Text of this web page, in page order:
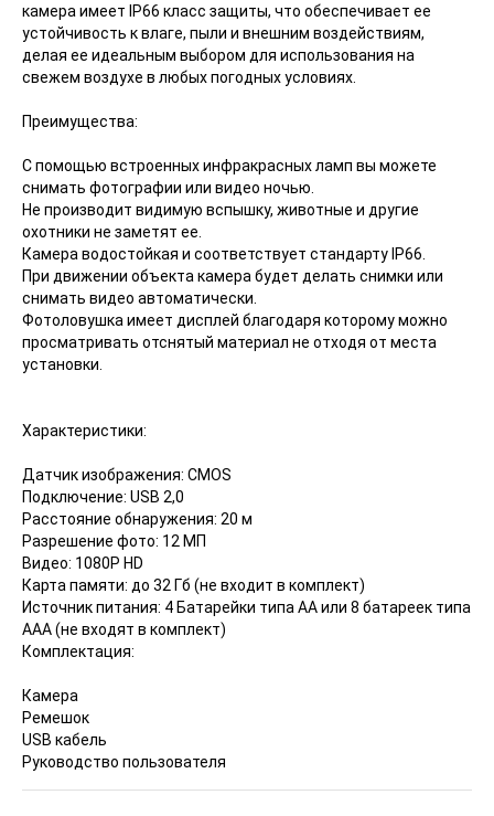
камера имеет IP66 класс защиты, что обеспечивает ее
устойчивость к влаге, пыли и внешним воздействиям,
делая ее идеальным выбором для использования на
свежем воздухе в любых погодных условиях.
Преимущества:
С помощью встроенных инфракрасных ламп вы можете
снимать фотографии или видео ночью.
Не производит видимую вспышку, животные и другие
охотники не заметят ее.
Камера водостойкая и соответствует стандарту IP66.
При движении объекта камера будет делать снимки или
снимать видео автоматически.
Фотоловушка имеет дисплей благодаря которому можно
просматривать отснятый материал не отходя от места
установки.
Характеристики:
Датчик изображения: CMOS
Подключение: USB 2,0
Расстояние обнаружения: 20 м
Разрешение фото: 12 МП
Видео: 1080P HD
Карта памяти: до 32 Гб (не входит в комплект)
Источник питания: 4 Батарейки типа АА или 8 батареек типа
ААА (не входят в комплект)
Комплектация:
Камера
Ремешок
USB кабель
Руководство пользователя